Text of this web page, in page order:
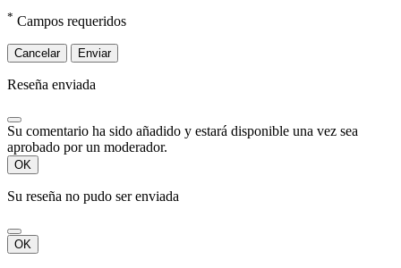
* Campos requeridos
Cancelar Enviar
Reseña enviada
Su comentario ha sido añadido y estará disponible una vez sea
aprobado por un moderador.
OK
Su reseña no pudo ser enviada
OK